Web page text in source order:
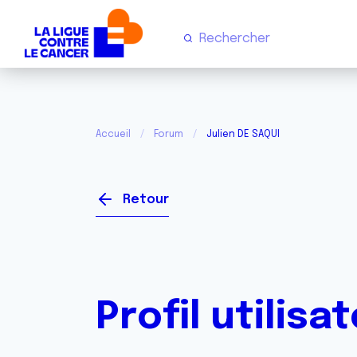
Accueil Forum Julien DE SAQUI
Retour
Profil